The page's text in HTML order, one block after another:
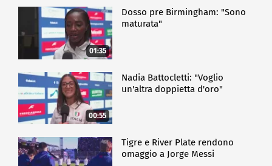
01:35
Dosso pre Birmingham: "Sono
maturata"
00:55
Nadia Battocletti: "Voglio
un'altra doppietta d'oro"
Tigre e River Plate rendono
omaggio a Jorge Messi